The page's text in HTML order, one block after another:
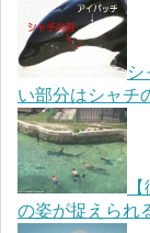
い部分はシャチ
の姿が捉えら